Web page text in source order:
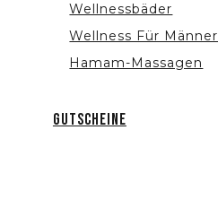
Wellnessbäder
Wellness Für Männer
Hamam-Massagen
Gutscheine